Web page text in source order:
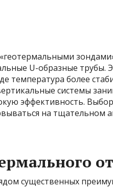
U-образные трубы.
температура более
системы
эффективность.
на тщательном
существенных